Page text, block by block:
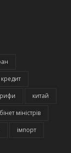
кредит
китай
міністрів
імпорт